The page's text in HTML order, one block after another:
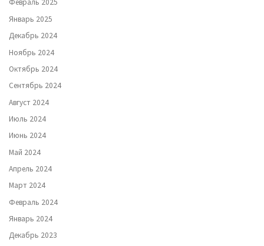
Февраль 2025
Январь 2025
Декабрь 2024
Ноябрь 2024
Октябрь 2024
Сентябрь 2024
Август 2024
Июль 2024
Июнь 2024
Май 2024
Апрель 2024
Март 2024
Февраль 2024
Январь 2024
Декабрь 2023